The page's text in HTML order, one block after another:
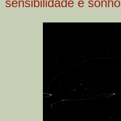
sensibilidade e sonho